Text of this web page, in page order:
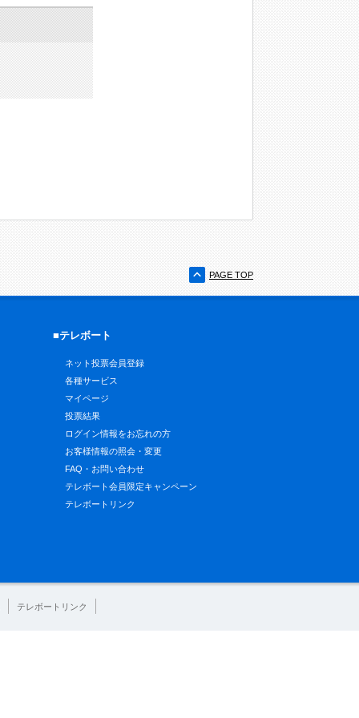
PAGE TOP
■テレボート
ネット投票会員登録
各種サービス
マイページ
投票結果
ログイン情報をお忘れの方
お客様情報の照会・変更
FAQ・お問い合わせ
テレボート会員限定キャンペーン
テレボートリンク
テレボートリンク